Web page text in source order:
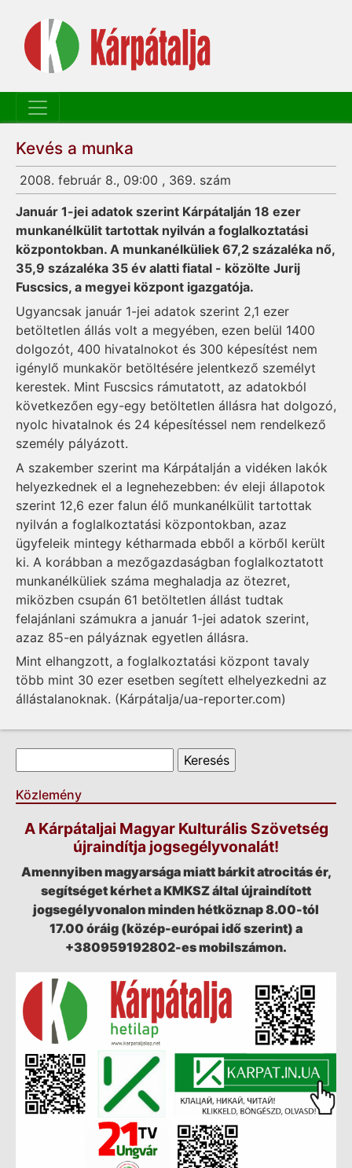
Kevés a munka
2008. február 8., 09:00 , 369. szám
Január 1-jei adatok szerint Kárpátalján 18 ezer
munkanélkülit tartottak nyilván a foglalkoztatási
központokban. A munkanélküliek 67,2 százaléka nő,
35,9 százaléka 35 év alatti fiatal - közölte Jurij
Fuscsics, a megyei központ igazgatója.
Ugyancsak január 1-jei adatok szerint 2,1 ezer
betöltetlen állás volt a megyében, ezen belül 1400
dolgozót, 400 hivatalnokot és 300 képesítést nem
igénylő munkakör betöltésére jelentkező személyt
kerestek. Mint Fuscsics rámutatott, az adatokból
következően egy-egy betöltetlen állásra hat dolgozó,
nyolc hivatalnok és 24 képesítéssel nem rendelkező
személy pályázott.
A szakember szerint ma Kárpátalján a vidéken lakók
helyezkednek el a legnehezebben: év eleji állapotok
szerint 12,6 ezer falun élő munkanélkülit tartottak
nyilván a foglalkoztatási központokban, azaz
ügyfeleik mintegy kétharmada ebből a körből került
ki. A korábban a mezőgazdaságban foglalkoztatott
munkanélküliek száma meghaladja az ötezret,
miközben csupán 61 betöltetlen állást tudtak
felajánlani számukra a január 1-jei adatok szerint,
azaz 85-en pályáznak egyetlen állásra.
Mint elhangzott, a foglalkoztatási központ tavaly
több mint 30 ezer esetben segített elhelyezkedni az
állástalanoknak. (Kárpátalja/ua-reporter.com)
Keresés űrlap
Közlemény
A Kárpátaljai Magyar Kulturális Szövetség
újraindítja jogsegélyvonalát!
Amennyiben magyarsága miatt bárkit atrocitás ér,
segítséget kérhet a KMKSZ által újraindított
jogsegélyvonalon minden hétköznap 8.00-tól
17.00 óráig (közép-európai idő szerint) a
+380959192802-es mobilszámon.